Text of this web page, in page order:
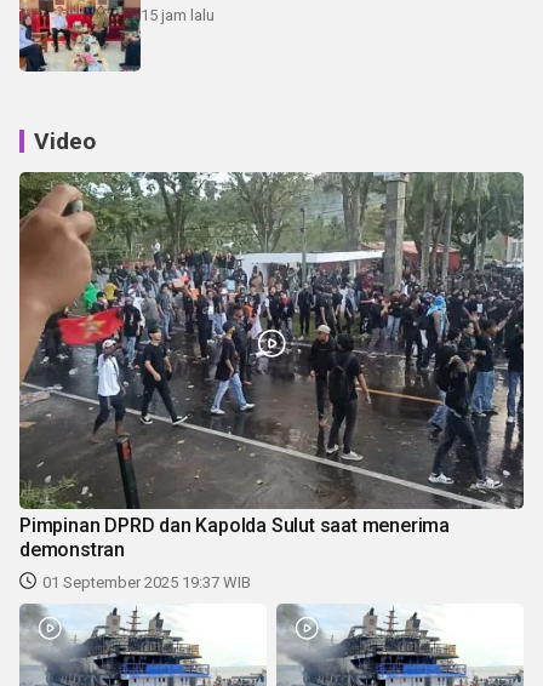
15 jam lalu
Video
Pimpinan DPRD dan Kapolda Sulut saat menerima
demonstran
01 September 2025 19:37 WIB